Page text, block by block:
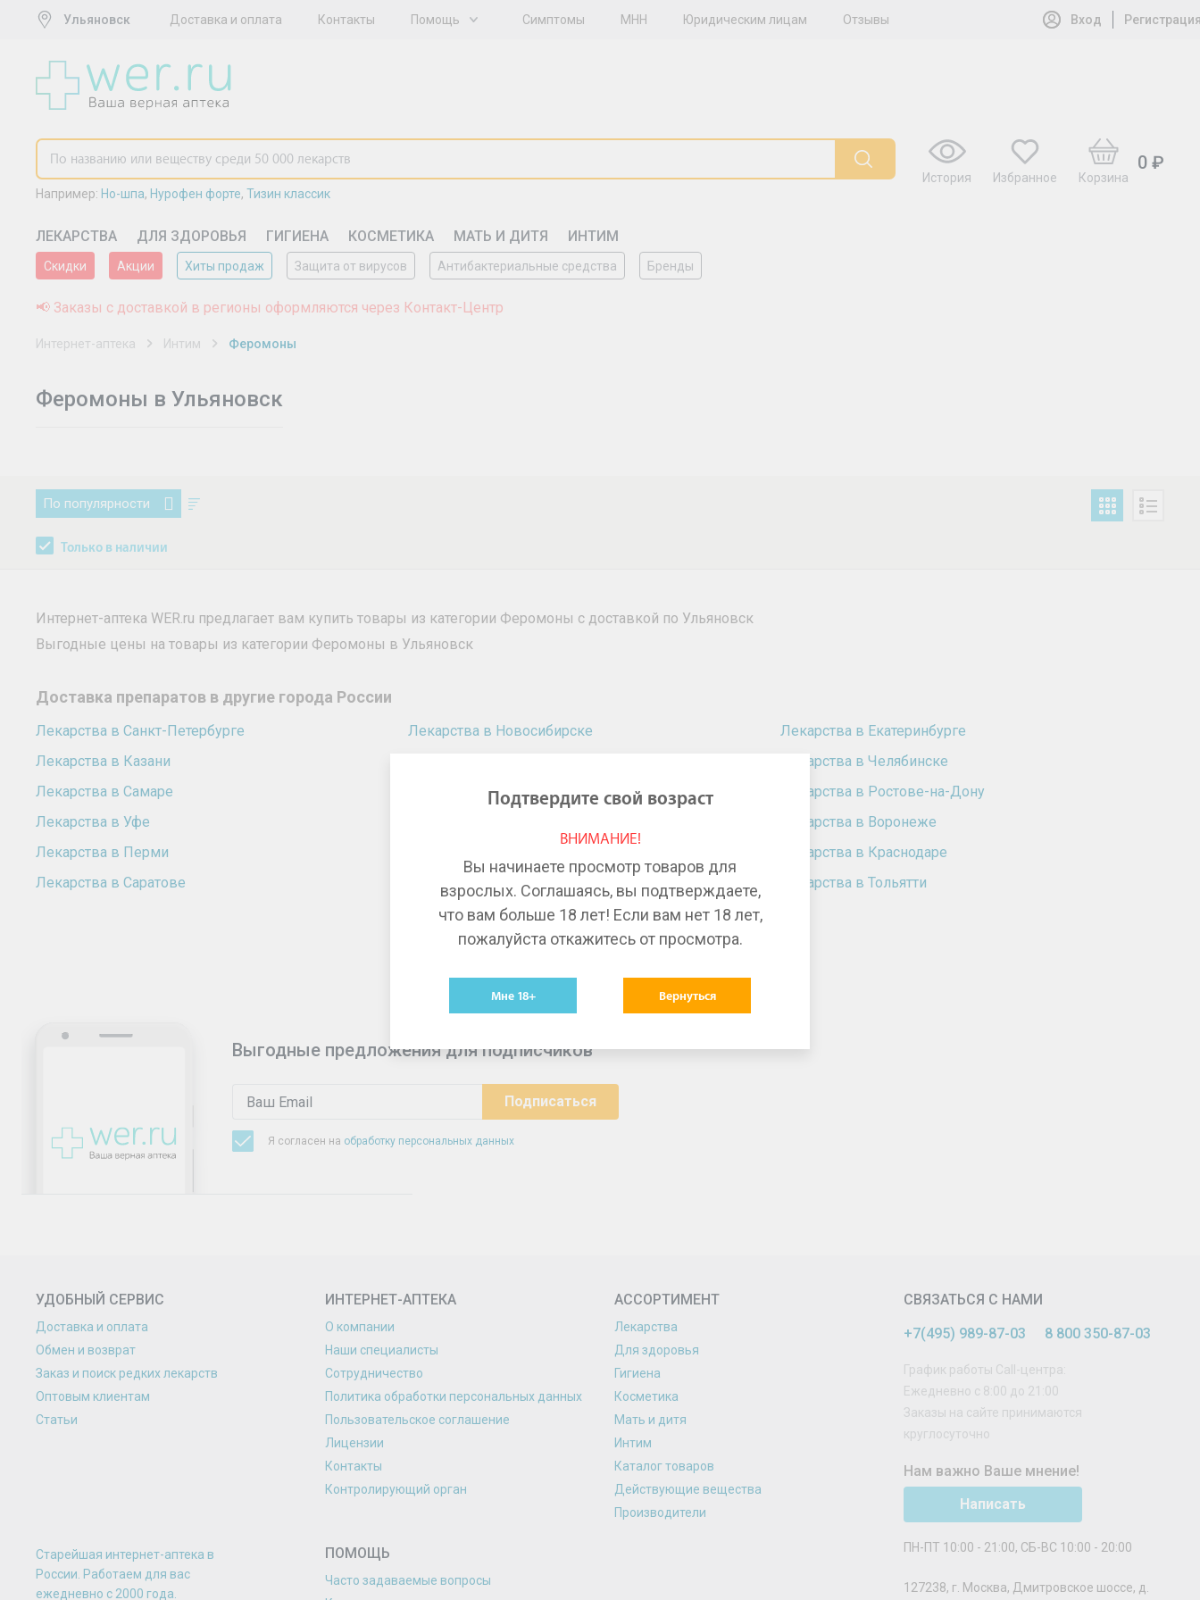
Ульяновск Доставка и оплата Контакты Помощь Симптомы МНН Юридическим лицам Отзывы Вход
История Избранное Корзина
0 ₽
Например: Но-шпа, Нурофен форте, Тизин классик
ЛЕКАРСТВА ДЛЯ ЗДОРОВЬЯ ГИГИЕНА КОСМЕТИКА МАТЬ И ДИТЯ ИНТИМ
Скидки Акции Хиты продаж Защита от вирусов Антибактериальные средства Бренды
📢 Заказы с доставкой в регионы оформляются через Контакт-Центр
Интернет-аптека Интим Феромоны
Феромоны в Ульяновск
По популярности
Только в наличии
Интернет-аптека WER.ru предлагает вам купить товары из категории Феромоны с доставкой по Ульяновск
Выгодные цены на товары из категории Феромоны в Ульяновск
Доставка препаратов в другие города России
Лекарства в Санкт-Петербурге Лекарства в Новосибирске
Лекарства в Екатеринбурге
Лекарства в Казани
Лекарства в Челябинске
Лекарства в Самаре
Лекарства в Омске
Лекарства в Ростове-на-Дону
Лекарства в Уфе
Лекарства в Воронеже
Лекарства в Перми
Лекарства в Краснодаре
Лекарства в Саратове
Лекарства в Тюмени Лекарства в Тольятти
Выгодные предложения для подписчиков
Я согласен на обработку персональных данных
СВЯЗАТЬСЯ С НАМИ
+7(495) 989-87-03
8 800 350-87-03
График работы Call-центра:
Ежедневно с 8:00 до 21:00
Заказы на сайте принимаются
круглосуточно
Нам важно Ваше мнение!
Написать
ПН-ПТ 10:00 - 21:00, СБ-ВС 10:00 - 20:00
127238, г. Москва, Дмитровское шоссе, д.
УДОБНЫЙ СЕРВИС
Доставка и оплата
Обмен и возврат
Заказ и поиск редких лекарств
Оптовым клиентам
Статьи
ИНТЕРНЕТ-АПТЕКА
О компании
Наши специалисты
Сотрудничество
Политика обработки персональных данных
Пользовательское соглашение
Лицензии
Контакты
Контролирующий орган
АССОРТИМЕНТ
Лекарства
Для здоровья
Гигиена
Косметика
Мать и дитя
Интим
Каталог товаров
Действующие вещества
Производители
Старейшая интернет-аптека в
России. Работаем для вас
eжедневно с 2000 года.
ПОМОЩЬ
Часто задаваемые вопросы
Подтвердите свой возраст
ВНИМАНИЕ!
Вы начинаете просмотр товаров для
взрослых. Соглашаясь, вы подтверждаете,
что вам больше 18 лет! Если вам нет 18 лет,
пожалуйста откажитесь от просмотра.
Мне 18+ Вернуться